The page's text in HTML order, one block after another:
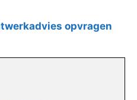
opvragen